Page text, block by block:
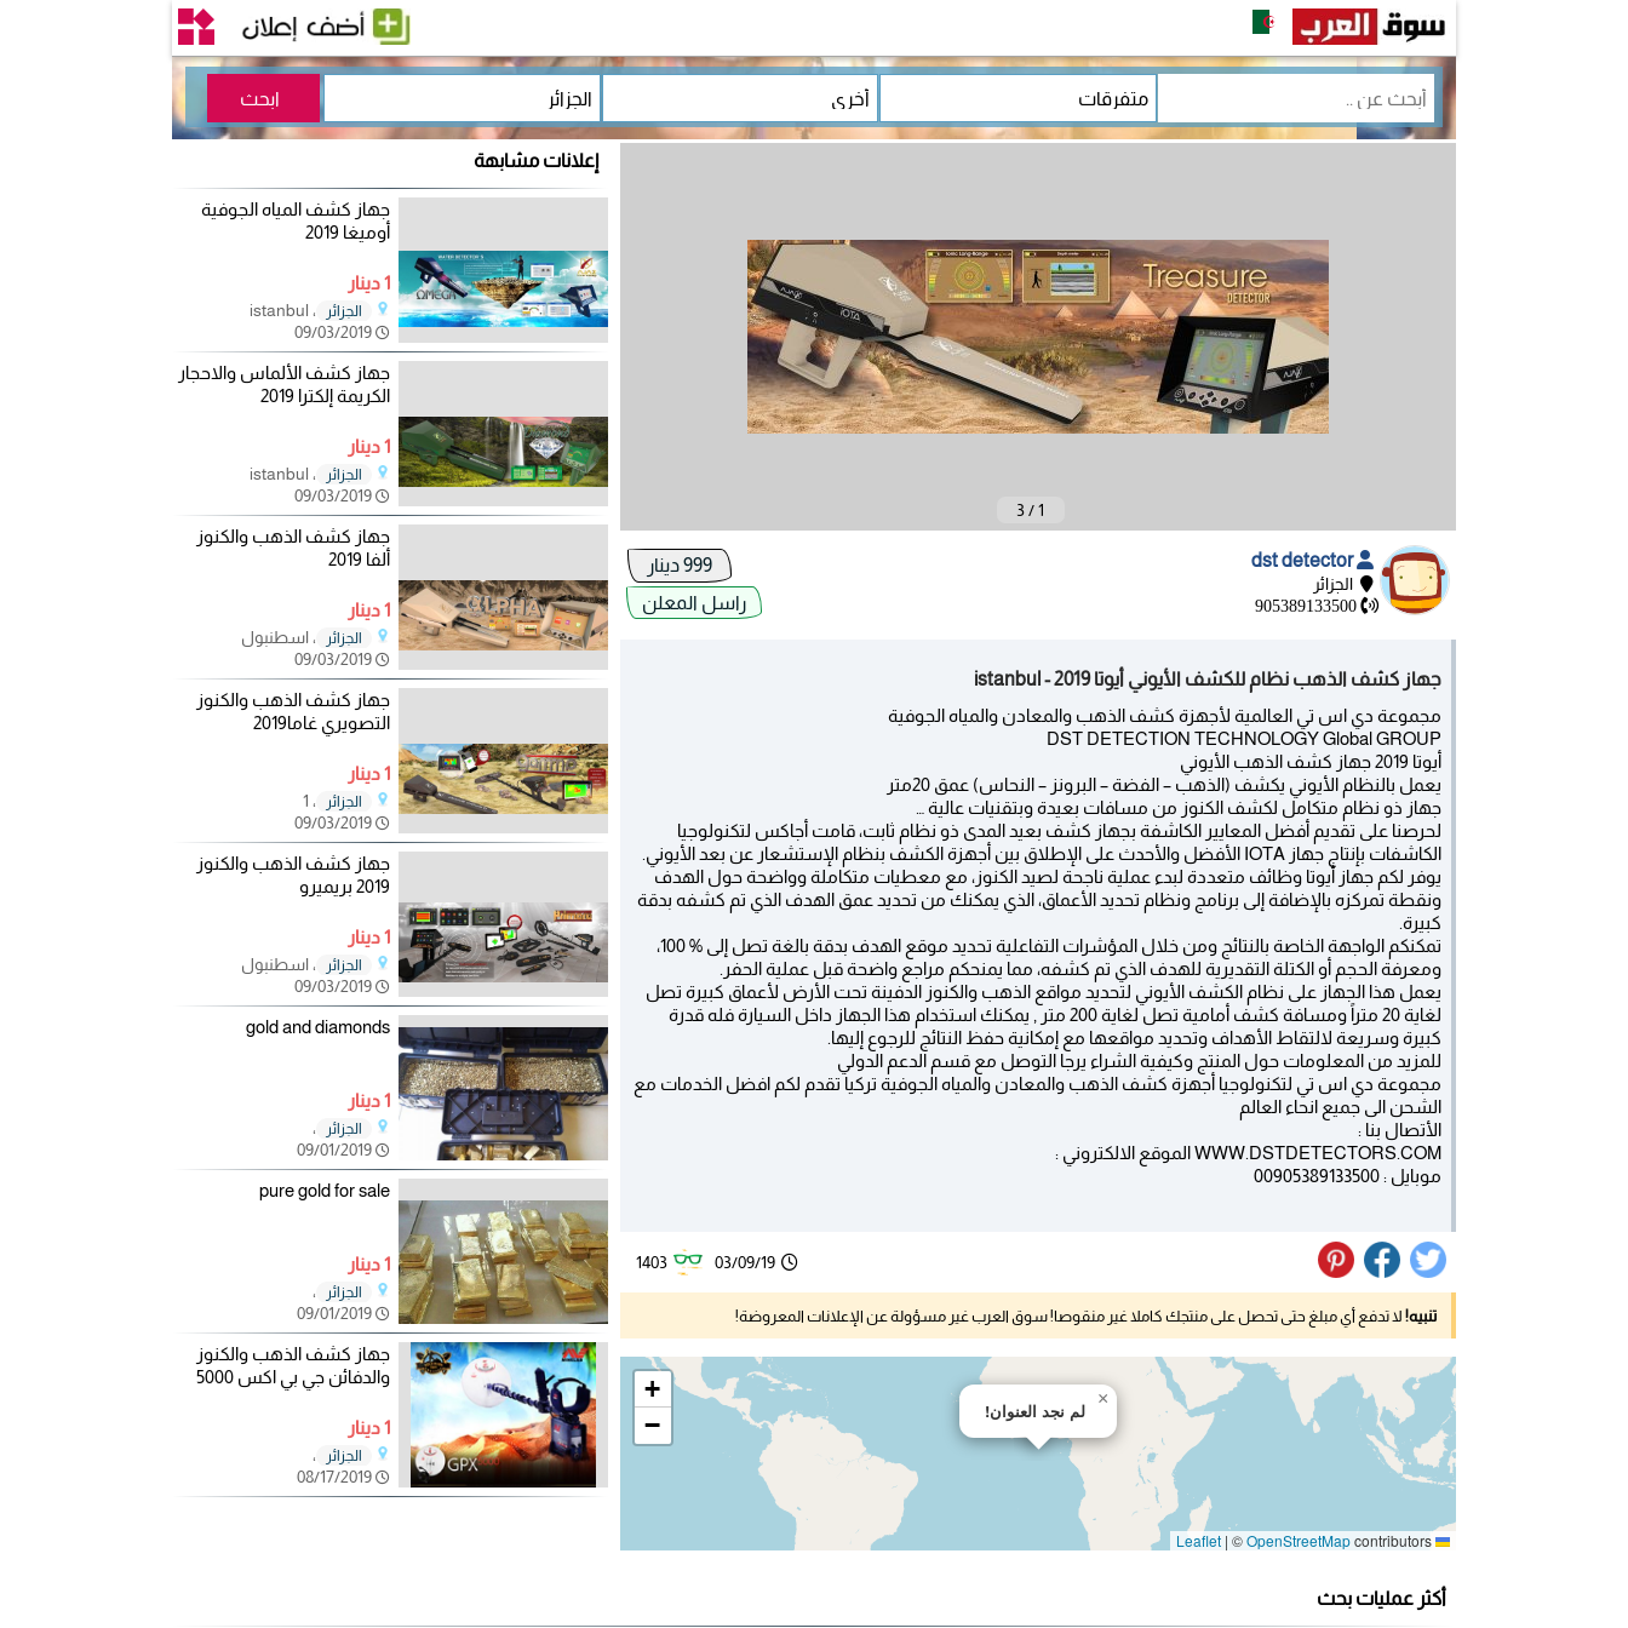
1
/
3
dst detector
الجزائر
905389133500
راسل المعلن
جهاز كشف الذهب نظام للكشف الأيوني أيوتا 2019 - istanbul
مجموعة دي اس تي العالمية لأجهزة كشف الذهب والمعادن والمياه الجوفية
DST DETECTION TECHNOLOGY Global GROUP
أيوتا 2019 جهاز كشف الذهب الأيوني
يعمل بالنظام الأيوني يكشف (الذهب – الفضة – البرونز – النحاس) عمق 20متر
جهاز ذو نظام متكامل لكشف الكنوز من مسافات بعيدة وبتقنيات عالية …
لحرصنا على تقديم أفضل المعايير الكاشفة بجهاز كشف بعيد المدى ذو نظام ثابت، قامت أجاكس لتكنولوجيا
الكاشفات بإنتاج جهاز IOTA الأفضل والأحدث على الإطلاق بين أجهزة الكشف بنظام الإستشعار عن بعد الأيوني.
يوفر لكم جهاز أيوتا وظائف متعددة لبدء عملية ناجحة لصيد الكنوز، مع معطيات متكاملة وواضحة حول الهدف
ونقطة تمركزه بالإضافة إلى برنامج ونظام تحديد الأعماق، الذي يمكنك من تحديد عمق الهدف الذي تم كشفه بدقة
كبيرة.
تمكنكم الواجهة الخاصة بالنتائج ومن خلال المؤشرات التفاعلية تحديد موقع الهدف بدقة بالغة تصل إلى % 100،
ومعرفة الحجم أو الكتلة التقديرية للهدف الذي تم كشفه، مما يمنحكم مراجع واضحة قبل عملية الحفر.
يعمل هذا الجهاز على نظام الكشف الأيوني لتحديد مواقع الذهب والكنوز الدفينة تحت الأرض لأعماق كبيرة تصل
لغاية 20 متراً ومسافة كشف أمامية تصل لغاية 200 متر , يمكنك استخدام هذا الجهاز داخل السيارة فله قدرة
كبيرة وسريعة لالتقاط الأهداف وتحديد مواقعها مع إمكانية حفظ النتائج للرجوع إليها.
للمزيد من المعلومات حول المنتج وكيفية الشراء يرجا التوصل مع قسم الدعم الدولي
مجموعة دي اس تي لتكنولوجيا أجهزة كشف الذهب والمعادن والمياه الجوفية تركيا تقدم لكم افضل الخدمات مع
الشحن الى جميع انحاء العالم
الأتصال بنا :
WWW.DSTDETECTORS.COM الموقع الالكتروني :
موبايل : 00905389133500
03/09/19
1403
تنبيه! لا تدفع أي مبلغ حتى تحصل على منتجك كاملا غير منقوصا! سوق العرب غير مسؤولة عن الإعلانات المعروضة!
لم نجد العنوان!
×
+
−
| ©OpenStreetMapcontributors
إعلانات مشابهة
جهاز كشف المياه الجوفية
أوميغا 2019
1 دينار
الجزائر
، istanbul
09/03/2019
جهاز كشف الألماس والاحجار
الكريمة إلكترا 2019
1 دينار
الجزائر
، istanbul
09/03/2019
جهاز كشف الذهب والكنوز
ألفا 2019
1 دينار
الجزائر
، اسطنبول
09/03/2019
جهاز كشف الذهب والكنوز
التصويري غاما2019
1 دينار
الجزائر
، 1
09/03/2019
جهاز كشف الذهب والكنوز
2019 بريميرو
1 دينار
الجزائر
، اسطنبول
09/03/2019
gold and diamonds
1 دينار
الجزائر
،
09/01/2019
pure gold for sale
1 دينار
الجزائر
،
09/01/2019
جهاز كشف الذهب والكنوز
والدفائن جي بي اكس 5000
1 دينار
الجزائر
،
08/17/2019
أكثر عمليات بحث